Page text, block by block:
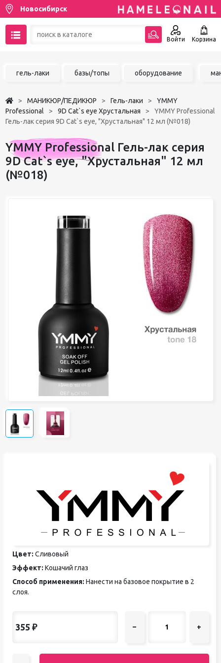
Новосибирск
Войти Корзина
Чат в MAX
Избранное
гель-лаки базы/топы оборудование
МАНИКЮР/ПЕДИКЮР Гель-лаки
YMMY
Professional
9D Cat`s eye Хрустальная
YMMY Professional
Гель-лак серия 9D Cat`s eye, "Хрустальная" 12 мл (№018)
YMMY Professional Гель-лак серия
9D Cat`s eye, "Хрустальная" 12 мл
(№018)
Цвет: Сливовый
Эффект: Кошачий глаз
Способ применения: Нанести на базовое покрытие в 2
слоя.
355 ₽ – +